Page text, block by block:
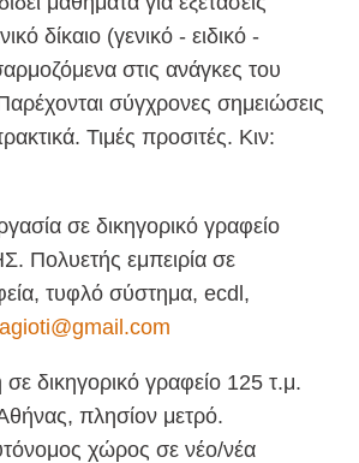
δίκαιο (γενικό - ειδικό -
στις ανάγκες του
σύγχρονες σημειώσεις
Τιμές προσιτές. Κιν:
σε δικηγορικό γραφείο
εμπειρία σε
τυφλό σύστημα, ecdl,
δικηγορικό γραφείο 125 τ.μ.
πλησίον μετρό.
χώρος σε νέο/νέα